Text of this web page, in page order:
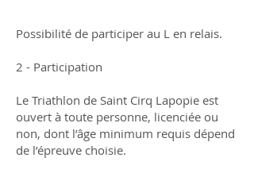
Possibilité de participer au L en relais.
2 - Participation
Le Triathlon de Saint Cirq Lapopie est
ouvert à toute personne, licenciée ou
non, dont l’âge minimum requis dépend
de l’épreuve choisie.